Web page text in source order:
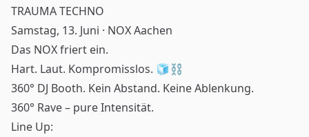
RESERVIERUNG
JOBS
TRAUMA TECHNO
Samstag, 13. Juni · NOX Aachen
Das NOX friert ein.
Hart. Laut. Kompromisslos. 🧊⛓️
360° DJ Booth. Kein Abstand. Keine Ablenkung.
360° Rave – pure Intensität.
Line Up: